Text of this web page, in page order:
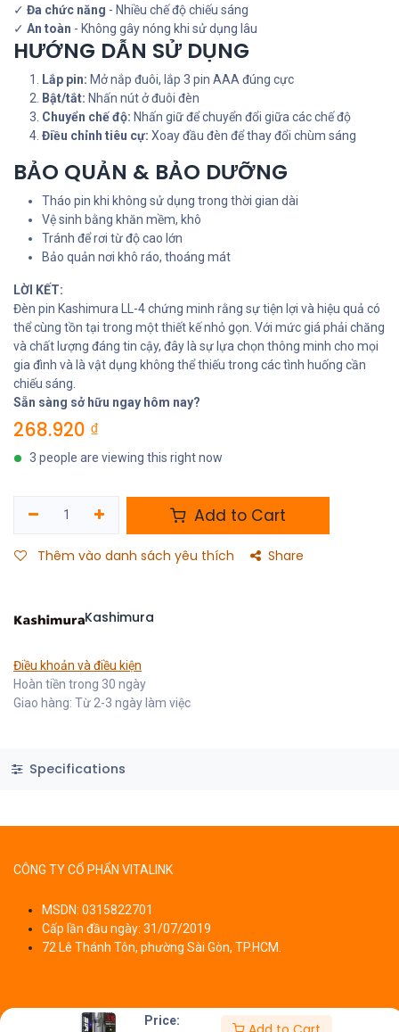
Price:
✓ Đa chức năng - Nhiều chế độ chiếu sáng
✓ An toàn - Không gây nóng khi sử dụng lâu
HƯỚNG DẪN SỬ DỤNG
Lắp pin: Mở nắp đuôi, lắp 3 pin AAA đúng cực
Bật/tắt: Nhấn nút ở đuôi đèn
Chuyển chế độ: Nhấn giữ để chuyển đổi giữa các chế độ
Điều chỉnh tiêu cự: Xoay đầu đèn để thay đổi chùm sáng
BẢO QUẢN & BẢO DƯỠNG
Tháo pin khi không sử dụng trong thời gian dài
Vệ sinh bằng khăn mềm, khô
Tránh để rơi từ độ cao lớn
Bảo quản nơi khô ráo, thoáng mát
LỜI KẾT:
Đèn pin Kashimura LL-4 chứng minh rằng sự tiện lợi và hiệu quả có
thể cùng tồn tại trong một thiết kế nhỏ gọn. Với mức giá phải chăng
và chất lượng đáng tin cậy, đây là sự lựa chọn thông minh cho mọi
gia đình và là vật dụng không thể thiếu trong các tình huống cần
chiếu sáng.
Sẵn sàng sở hữu ngay hôm nay?
268.920 ₫
3 people are viewing this right now
Add to Cart
Thêm vào danh sách yêu thích Share
Kashimura
Điều khoản và điều kiện
Hoàn tiền trong 30 ngày
Giao hàng: Từ 2-3 ngày làm việc
Specifications
CÔNG TY CỔ PHẨN VITALINK
MSDN: 0315822701
Cấp lần đầu ngày: 31/07/2019
72 Lê Thánh Tôn, phường Sài Gòn, TP.HCM.